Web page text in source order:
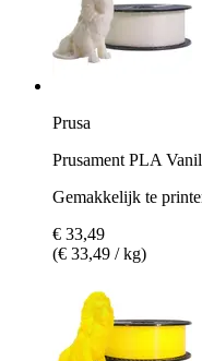
Prusa
Prusament PLA
Gemakkelijk te
€ 33,49
(€ 33,49 / kg)